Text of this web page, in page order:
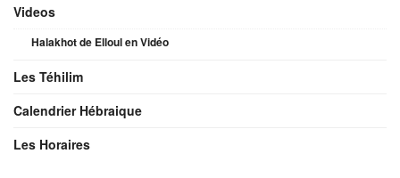
Videos
Halakhot de Elloul en Vidéo
Les Téhilim
Calendrier Hébraique
Les Horaires